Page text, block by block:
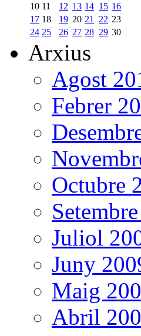
10 11 12 13 14 15 16
17 18 19 20 21 22 23
24 25 26 27 28 29 30
Arxius
Agost
Febrer
Octubre
Juliol
Juny
Maig
Abril